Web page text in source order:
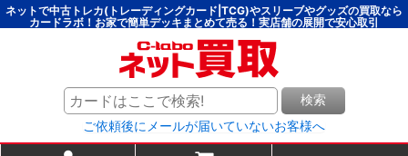
ネットで中古トレカ(トレーディングカード|TCG)やスリーブやグッズの買取なら
カードラボ！お家で簡単デッキまとめて売る！実店舗の展開で安心取引
検索
ご依頼後にメールが届いていないお客様へ